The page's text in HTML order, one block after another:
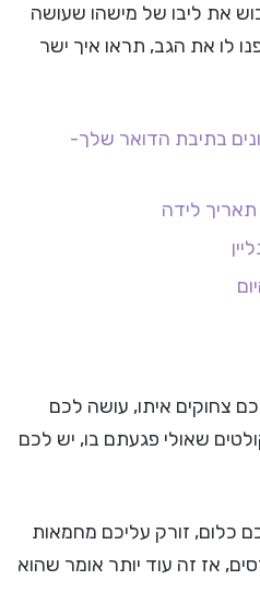
את ליבו של מישהו שעושה
לו את הגב, תראו איך ישר
בתיבת הדואר שלך-
תאריך לידה
צחוקים איתו, עושה לכם
שאולי פגעתם בו, יש לכם
כלום, זורק עליכם מחמאות
אז זה עוד יותר אומר שהוא